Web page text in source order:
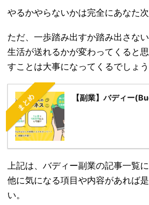
やるかやらないかは完全にあなた次
ただ、一歩踏み出すか踏み出さな
生活が送れるかが変わってくると
すことは大事になってくるでしょう
まとめ 【副業】バディー
上記は、バディー副業の記事一覧
他に気になる項目や内容があれば
い。